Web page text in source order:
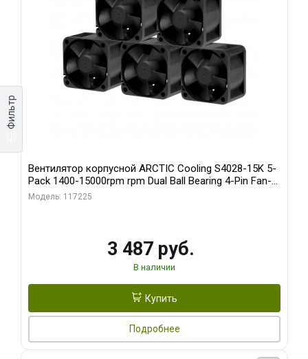
Фильтр
Вентилятор корпусной ARCTIC Cooling S4028-15K 5-
Pack 1400-15000rpm rpm Dual Ball Bearing 4-Pin Fan-
Connector (ACFAN00274A)
Модель: 117225
3 487 руб.
В наличии
Купить
Подробнее